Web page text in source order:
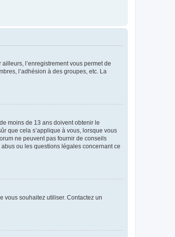
l’enregistrement vous permet de
l’adhésion à des groupes, etc. La
moins de 13 ans doivent obtenir le
que cela s’applique à vous, lorsque vous
ne peuvent pas fournir de conseils
ou les questions légales concernant ce
vous souhaitez utiliser. Contactez un